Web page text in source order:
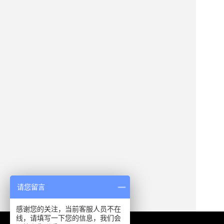
请您留言
感谢您的关注，当前客服人员不在
线，请填写一下您的信息，我们会